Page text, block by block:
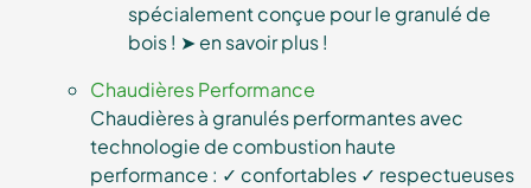
spécialement conçue pour le granulé de
bois ! ➤ en savoir plus !
Chaudières Performance
Chaudières à granulés performantes avec
technologie de combustion haute
performance : ✓ confortables ✓ respectueuses